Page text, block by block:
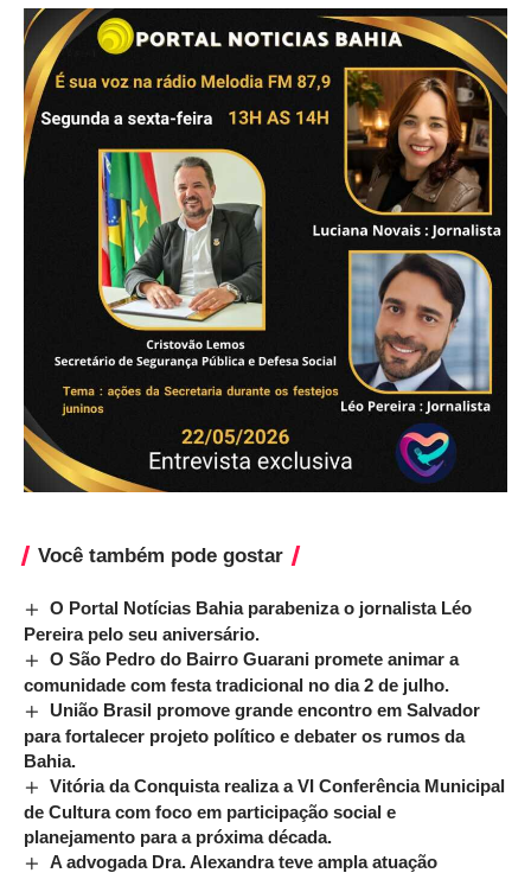
Você também pode gostar
O Portal Notícias Bahia parabeniza o jornalista Léo
Pereira pelo seu aniversário.
O São Pedro do Bairro Guarani promete animar a
comunidade com festa tradicional no dia 2 de julho.
União Brasil promove grande encontro em Salvador
para fortalecer projeto político e debater os rumos da
Bahia.
Vitória da Conquista realiza a VI Conferência Municipal
de Cultura com foco em participação social e
planejamento para a próxima década.
A advogada Dra. Alexandra teve ampla atuação